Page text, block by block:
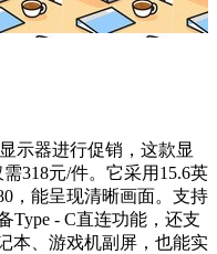
示器进行促销，这款显
318元/件。它采用15.6英
，能呈现清晰画面。支持
Type - C直连功能，还支
本、游戏机副屏，也能实